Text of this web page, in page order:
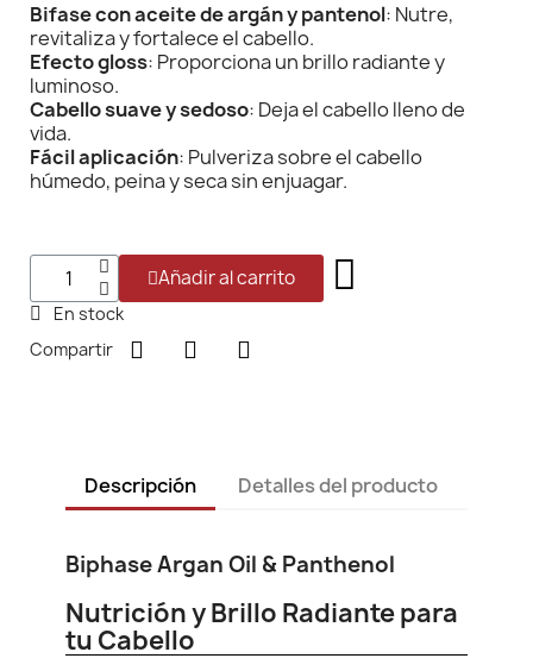
Bifase con aceite de argán y pantenol: Nutre,
revitaliza y fortalece el cabello.
Efecto gloss: Proporciona un brillo radiante y
luminoso.
Cabello suave y sedoso: Deja el cabello lleno de
vida.
Fácil aplicación: Pulveriza sobre el cabello
húmedo, peina y seca sin enjuagar.
Añadir al carrito
En stock
Compartir
Descripción Detalles del producto
Biphase Argan Oil & Panthenol
Nutrición y Brillo Radiante para
tu Cabello